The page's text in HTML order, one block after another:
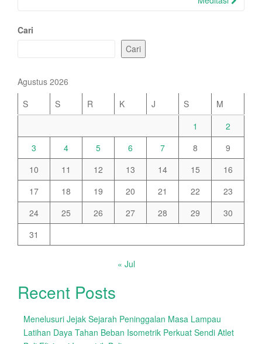
Cari
Cari
Agustus 2026
S
S R K J S
M
1
2
3
4 5 6 7 8
9
10
11 12 13 14 15
16
17
18 19 20 21 22
23
24
25 26 27 28 29
30
31
« Jul
Recent Posts
Menelusuri Jejak Sejarah Peninggalan Masa Lampau
Latihan Daya Tahan Beban Isometrik Perkuat Sendi Atlet